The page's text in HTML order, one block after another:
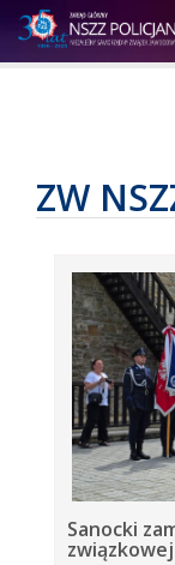
ZW
Sanocki